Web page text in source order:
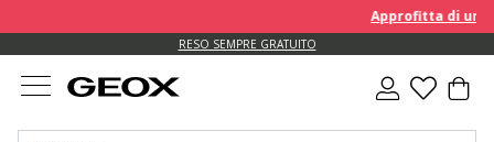
Approfitta di un
RESO SEMPRE GRATUITO